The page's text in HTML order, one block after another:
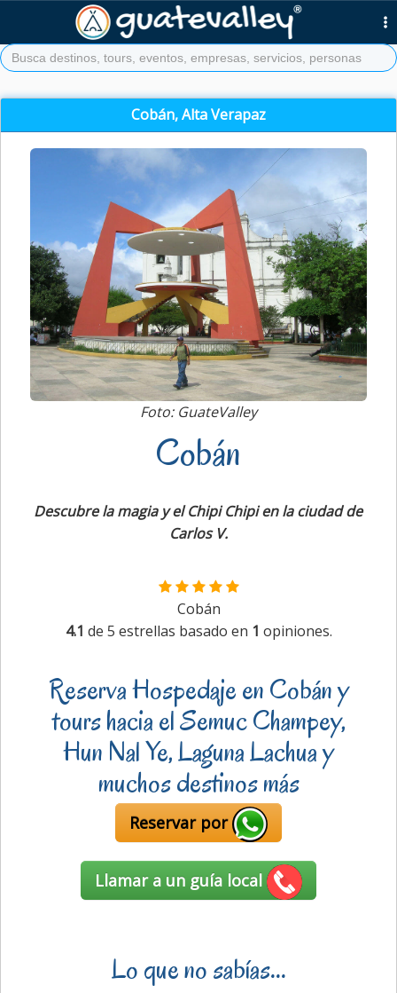
Cobán, Alta Verapaz
Foto: GuateValley
Cobán
Descubre la magia y el Chipi Chipi en la ciudad de
Carlos V.
Cobán
4.1 de 5 estrellas basado en 1 opiniones.
Reserva Hospedaje en Cobán y
tours hacia el Semuc Champey,
Hun Nal Ye, Laguna Lachua y
muchos destinos más
Reservar por
Llamar a un guía local
Lo que no sabías...